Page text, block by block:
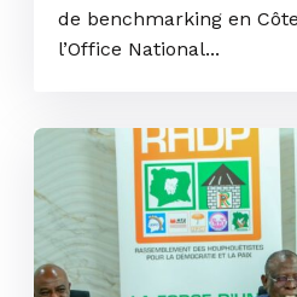
de benchmarking en
l’Office National...